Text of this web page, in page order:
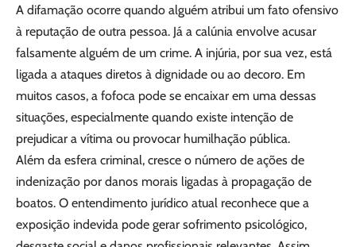
A difamação ocorre quando alguém atribui um fato ofensivo
à reputação de outra pessoa. Já a calúnia envolve acusar
falsamente alguém de um crime. A injúria, por sua vez, está
ligada a ataques diretos à dignidade ou ao decoro. Em
muitos casos, a fofoca pode se encaixar em uma dessas
situações, especialmente quando existe intenção de
prejudicar a vítima ou provocar humilhação pública.
Além da esfera criminal, cresce o número de ações de
indenização por danos morais ligadas à propagação de
boatos. O entendimento jurídico atual reconhece que a
exposição indevida pode gerar sofrimento psicológico,